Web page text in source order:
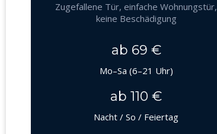
Zugefallene Tür, einfache Wohnungstür,
keine Beschädigung
ab 69 €
Mo–Sa (6–21 Uhr)
ab 110 €
Nacht / So / Feiertag